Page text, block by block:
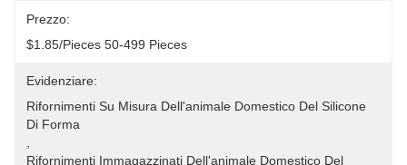
Prezzo:
$1.85/pieces 50-499 Pieces
Evidenziare:
Rifornimenti Su Misura Dell'animale Domestico Del Silicone
Di Forma
Rifornimenti Immagazzinati Dell'animale Domestico Del